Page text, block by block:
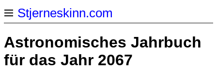
Stjerneskinn.com
Astronomisches Jahrbuch
für das Jahr 2067